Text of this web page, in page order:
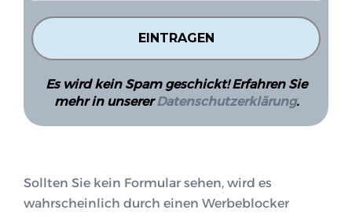
Es wird kein Spam geschickt! Erfahren Sie
mehr in unsererDatenschutzerklärung.
Sollten Sie kein Formular sehen, wird es
wahrscheinlich durch einen Werbeblocker